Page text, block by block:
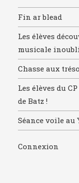
Fin ar blead
Les élèves
musicale
Chasse aux
Les élèves du
de Batz !
Séance voile au
Connexion